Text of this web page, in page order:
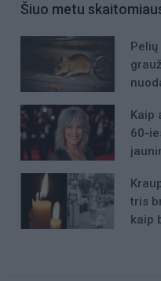
Šiuo metu
Kaip
60-
tris
kaip